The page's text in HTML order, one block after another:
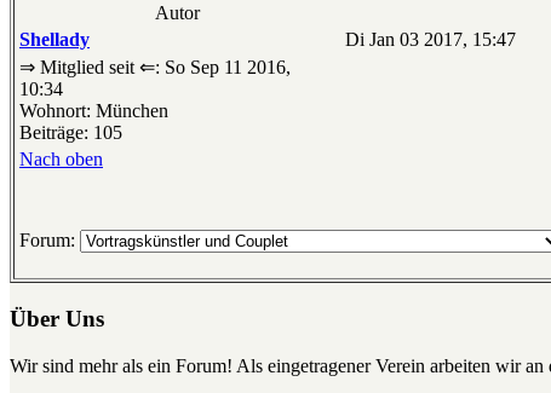
Autor
Shellady
Di Jan 03 2017, 15:47
⇒ Mitglied seit ⇐: So Sep 11 2016,
10:34
Wohnort: München
Beiträge: 105
Nach oben
Forum:
Über Uns
Wir sind mehr als ein Forum! Als eingetragener Verein arbeiten wir